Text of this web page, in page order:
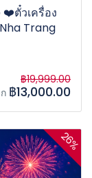
❤️ตั๋วเครื่อง
Trang
฿19,999.00
฿13,000.00
26%